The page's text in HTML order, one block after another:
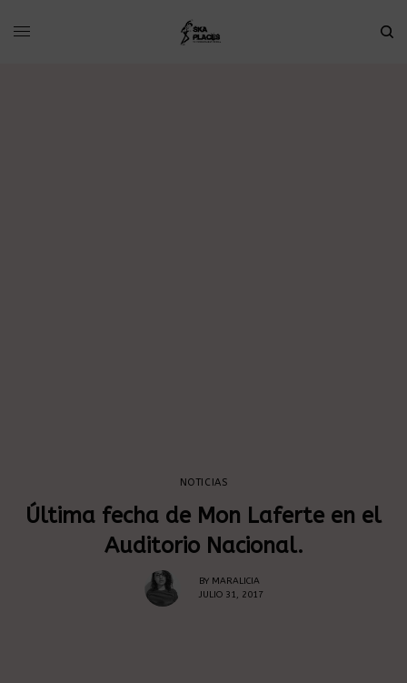
NOTICIAS
Última fecha de Mon Laferte en el
Auditorio Nacional.
BY MARALICIA
JULIO 31, 2017